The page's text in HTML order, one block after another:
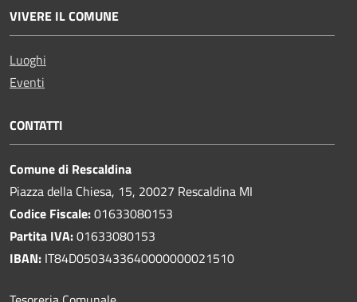
VIVERE IL COMUNE
Luoghi
Eventi
CONTATTI
Comune di Rescaldina
Piazza della Chiesa, 15, 20027 Rescaldina MI
Codice Fiscale:01633080153
Partita IVA:01633080153
IBAN: IT84D0503433640000000021510